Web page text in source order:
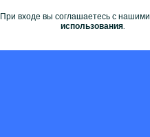
При входе вы соглашаетесь с нашими
использования.